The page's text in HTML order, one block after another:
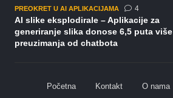
PREOKRET U AI APLIKACIJAMA 4komentara
AI slike eksplodirale – Aplikacije za
generiranje slika donose 6,5 puta više
preuzimanja od chatbota
Početna Kontakt O nama